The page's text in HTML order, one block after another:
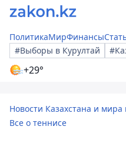
ПолитикаМирФинансы
#Выборы в Курултай
+29°
Новости Казахстана и мира
Все о теннисе